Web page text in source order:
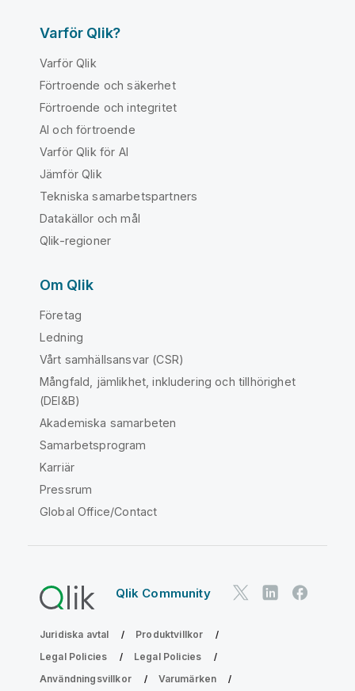
Varför Qlik?
Varför Qlik
Förtroende och säkerhet
Förtroende och integritet
AI och förtroende
Varför Qlik för AI
Jämför Qlik
Tekniska samarbetspartners
Datakällor och mål
Qlik-regioner
Om Qlik
Företag
Ledning
Vårt samhällsansvar (CSR)
Mångfald, jämlikhet, inkludering och tillhörighet
(DEI&B)
Akademiska samarbeten
Samarbetsprogram
Karriär
Pressrum
Global Office/Contact
Qlik Community
Juridiska avtal
Produktvillkor
Legal Policies
Legal Policies
Användningsvillkor
Varumärken